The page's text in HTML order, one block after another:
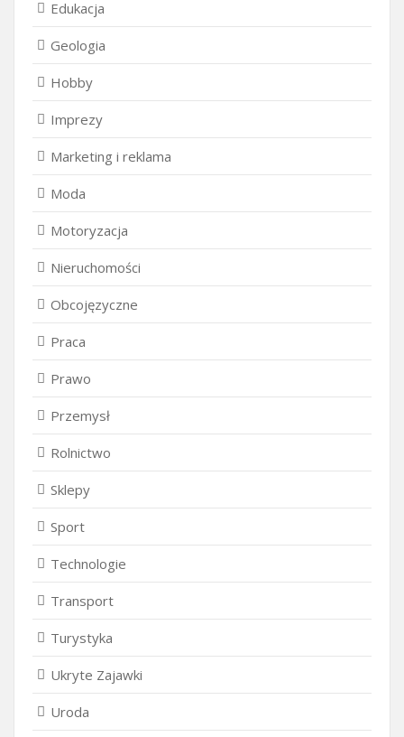
Edukacja
Geologia
Hobby
Imprezy
Marketing i reklama
Moda
Motoryzacja
Nieruchomości
Obcojęzyczne
Praca
Prawo
Przemysł
Rolnictwo
Sklepy
Sport
Technologie
Transport
Turystyka
Ukryte Zajawki
Uroda